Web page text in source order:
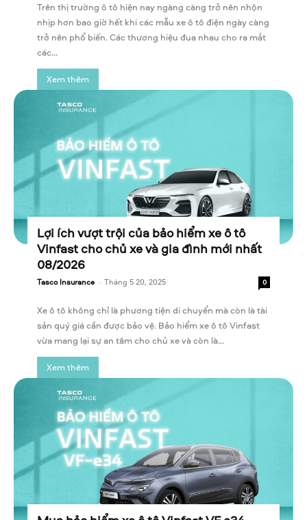
Trên thị trường ô tô hiện nay ngàng càng trở nên nhộn
nhịp hơn bao giờ hết khi các mẫu xe ô tô điện ngày càng
trở nên phổ biến. Các thương hiệu đua nhau cho ra mắt
các...
Xem thêm
Lợi ích vượt trội của bảo hiểm xe ô tô
Vinfast cho chủ xe và gia đình mới nhất
08/2026
Tasco Insurance - Tháng 5 20, 2025 0
Xe ô tô không chỉ là phương tiện di chuyển mà còn là tài
sản quý giá cần được bảo vệ. Bảo hiểm xe ô tô Vinfast
vừa mang lại sự an tâm cho chủ xe và còn là...
Xem thêm